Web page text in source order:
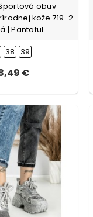
obuv
kože 719-2
| Pantoful
38 39
€